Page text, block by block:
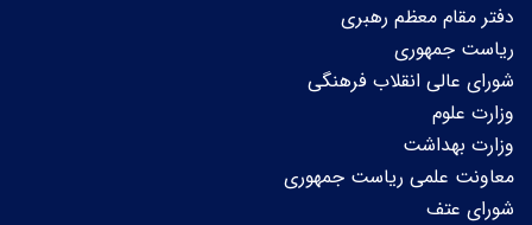
دفتر مقام معظم رهبری
ریاست جمهوری
شورای عالی انقلاب فرهنگی
وزارت علوم
وزارت بهداشت
معاونت علمی ریاست جمهوری
شورای عتف